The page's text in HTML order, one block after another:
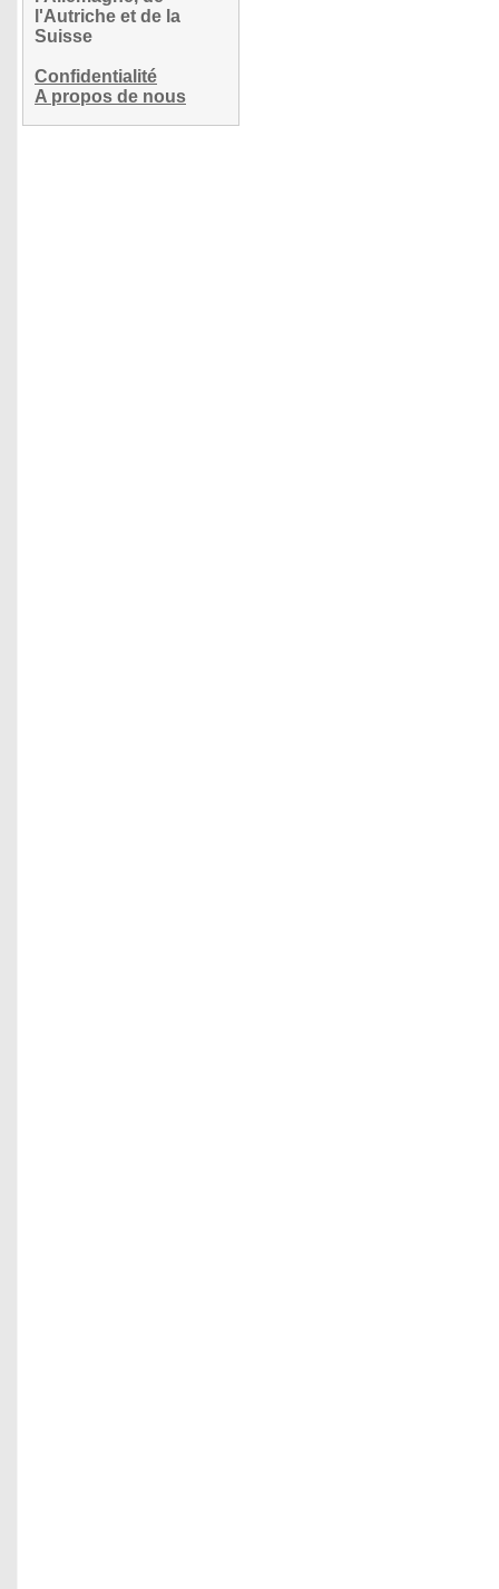
l'Autriche et de la
Suisse
Confidentialité
A propos de nous